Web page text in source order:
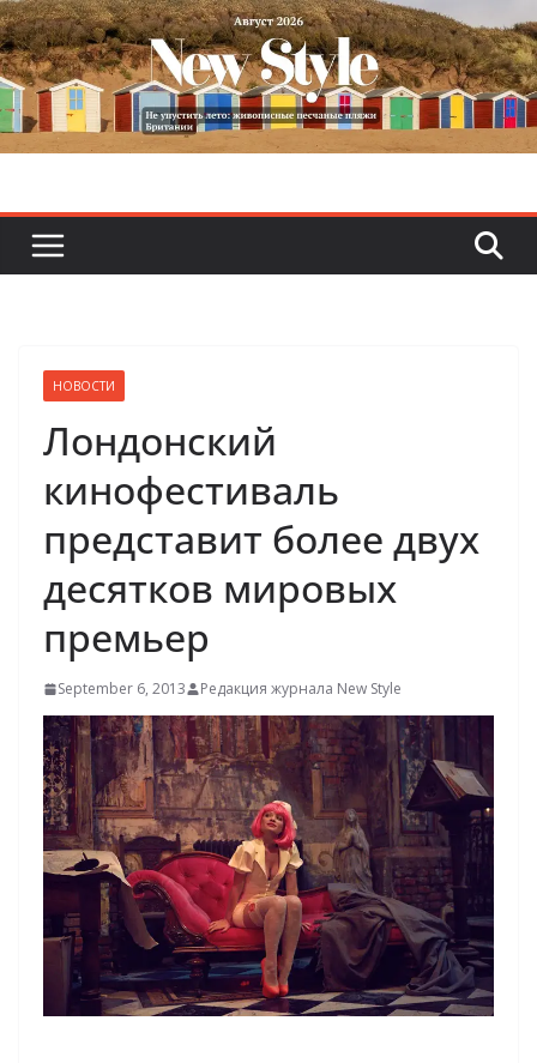
Skip
to
content
НОВОСТИ
Лондонский
кинофестиваль
представит более двух
десятков мировых
премьер
September 6, 2013 Редакция журнала New Style